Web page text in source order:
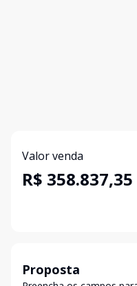
Valor venda
R$ 358.837,35
Proposta